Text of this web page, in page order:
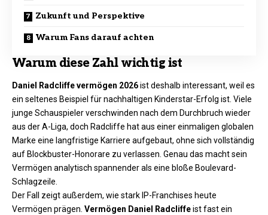
Zukunft und Perspektive
Warum Fans darauf achten
Warum diese Zahl wichtig ist
Daniel Radcliffe vermögen 2026ist deshalb interessant, weil es
ein seltenes Beispiel für nachhaltigen Kinderstar-Erfolg ist. Viele
junge Schauspieler verschwinden nach dem Durchbruch wieder
aus der A-Liga, doch Radcliffe hat aus einer einmaligen globalen
Marke eine langfristige Karriere aufgebaut, ohne sich vollständig
auf Blockbuster-Honorare zu verlassen. Genau das macht sein
Vermögen analytisch spannender als eine bloße Boulevard-
Schlagzeile.
Der Fall zeigt außerdem, wie stark IP-Franchises heute
Vermögen prägen. Vermögen Daniel Radcliffeist fast ein